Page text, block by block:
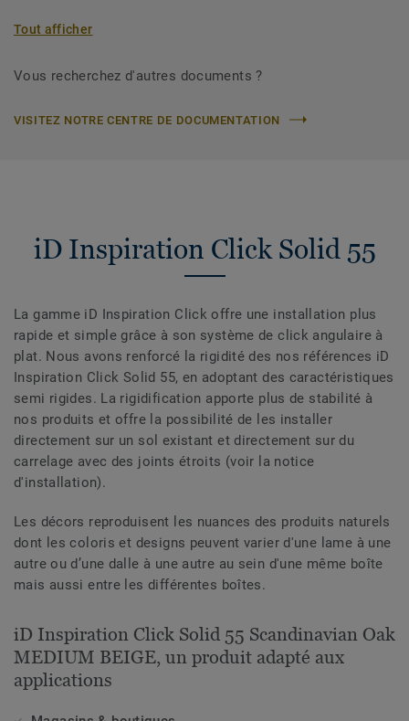
Tout afficher
Vous recherchez d'autres documents ?
VISITEZ NOTRE CENTRE DE DOCUMENTATION
iD Inspiration Click Solid 55
La gamme iD Inspiration Click offre une installation plus
rapide et simple grâce à son système de click angulaire à
plat. Nous avons renforcé la rigidité des nos références iD
Inspiration Click Solid 55, en adoptant des caractéristiques
semi rigides. La rigidification apporte plus de stabilité à
nos produits et offre la possibilité de les installer
directement sur un sol existant et directement sur du
carrelage avec des joints étroits (voir la notice
d'installation).
Les décors reproduisent les nuances des produits naturels
dont les coloris et designs peuvent varier d'une lame à une
autre ou d’une dalle à une autre au sein d'une même boîte
mais aussi entre les différentes boîtes.
iD Inspiration Click Solid 55 Scandinavian Oak
MEDIUM BEIGE, un produit adapté aux
applications